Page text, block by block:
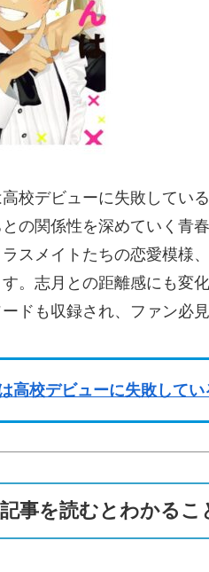
高校デビューに失敗してい
との関係性を深めていく青
スメイトたちの恋愛模様
。志月との距離感にも変
ドも収録され、ファン必見
高校デビューに失敗して
事を読むとわかるこ